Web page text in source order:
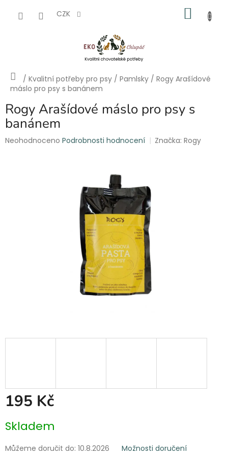
CZK
Domů
/ Kvalitní potřeby pro psy / Pamlsky / Rogy Arašídové
máslo pro psy s banánem
Rogy Arašídové máslo pro psy s
banánem
Průměrné
Neohodnoceno Podrobnosti hodnocení Značka:Rogy
195 Kč
cena:
Skladem
Můžeme doručit do: 10.8.2026 Možnosti doručení